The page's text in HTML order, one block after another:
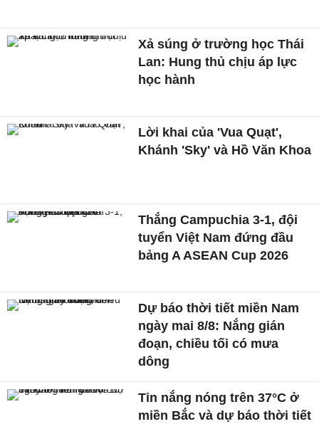
Xả súng ở trường học Thái
Lan: Hung thủ chịu áp lực
học hành
Lời khai của 'Vua Quạt',
Khánh 'Sky' và Hồ Văn Khoa
Thắng Campuchia 3-1, đội
tuyển Việt Nam đứng đầu
bảng A ASEAN Cup 2026
Dự báo thời tiết miền Nam
ngày mai 8/8: Nắng gián
đoạn, chiều tối có mưa
dông
Tin nắng nóng trên 37°C ở
miền Bắc và dự báo thời tiết